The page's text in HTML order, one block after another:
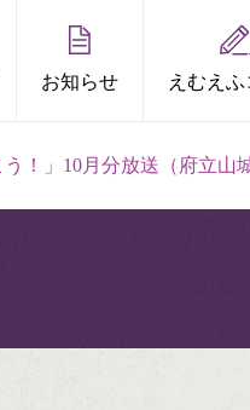
お知らせ えむえふ
！」10月分放送（府立山